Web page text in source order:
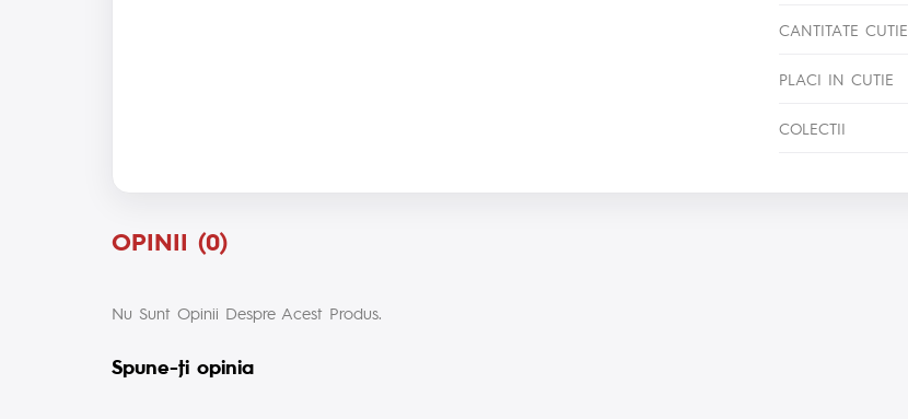
CANTITATE CUTIE
PLACI IN CUTIE
COLECTII
OPINII (0)
Nu Sunt Opinii Despre Acest Produs.
Spune-ţi opinia